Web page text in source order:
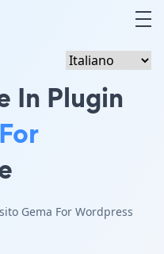
In Plugin
Gema For Wordpress